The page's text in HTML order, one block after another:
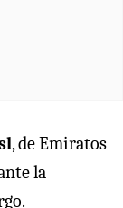
, de Emiratos
la